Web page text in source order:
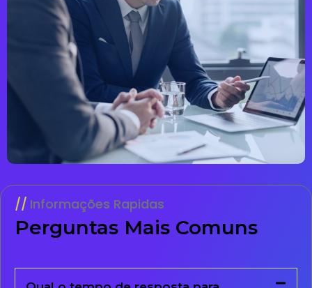
Informações Rapidas
Perguntas Mais Comuns